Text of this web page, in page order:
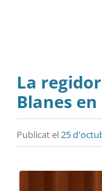
La
Blanes
Publicat el25